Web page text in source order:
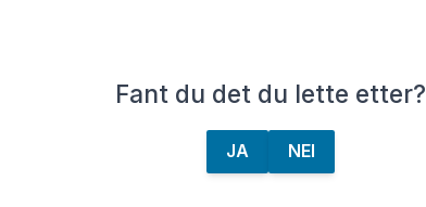
Fant du det du lette etter?
JA NEI